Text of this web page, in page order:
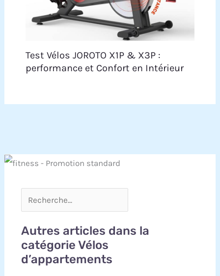
Test Vélos JOROTO X1P & X3P :
performance et Confort en Intérieur
Autres articles dans la
catégorie Vélos
d’appartements